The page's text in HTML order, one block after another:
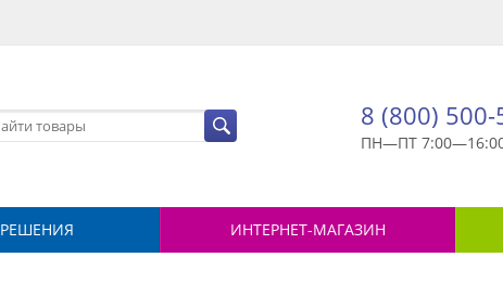
8 (800) 500-
ПН—ПТ
ИНТЕРНЕТ-МАГАЗИН